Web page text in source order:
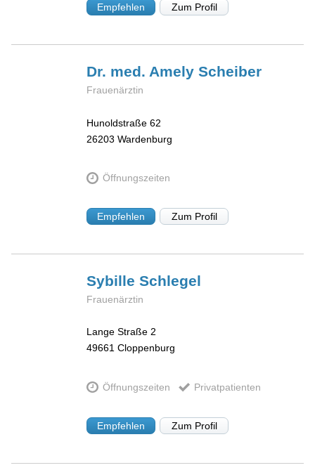
Empfehlen Zum Profil
Dr. med. AmelyScheiber
Frauenärztin
Hunoldstraße 62
26203 Wardenburg
Öffnungszeiten
Empfehlen Zum Profil
SybilleSchlegel
Frauenärztin
Lange Straße 2
49661 Cloppenburg
Öffnungszeiten Privatpatienten
Empfehlen Zum Profil